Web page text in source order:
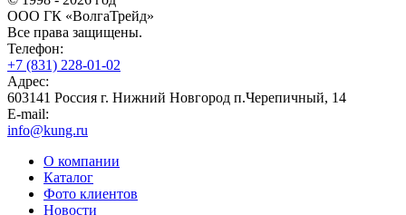
ООО ГК «ВолгаТрейд»
Все права защищены.
Телефон:
+7 (831) 228-01-02
Адрес:
603141 Россия г. Нижний Новгород п.Черепичный, 14
E-mail:
info@kung.ru
О компании
Каталог
Фото клиентов
Новости